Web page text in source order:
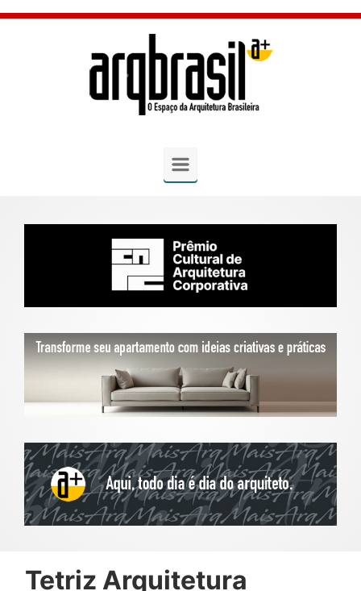
Skip to main content
Tetriz Arquitetura